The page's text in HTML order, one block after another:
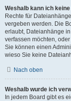
Weshalb kann ich
Rechte für
vergeben werden. Die
erlaubt, Dateianhänge
verfassen möchten,
Sie können einen
wieso Sie keine
Nach oben
Weshalb wurde ich
In jedem Board gibt es